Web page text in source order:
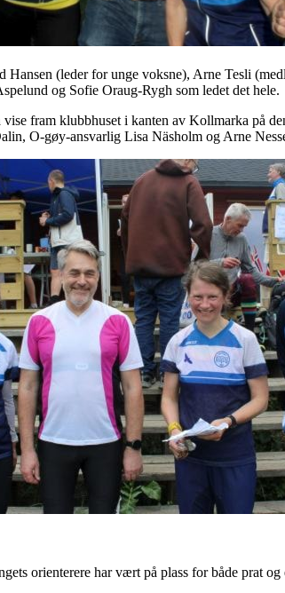
Hansen (leder for unge voksne), Arne Tesli
og Sofie Oraug-Rygh som ledet det hele.
fram klubbhuset i kanten av Kollmarka på
O-gøy-ansvarlig Lisa Näsholm og Arne
orienterere har vært på plass for både prat